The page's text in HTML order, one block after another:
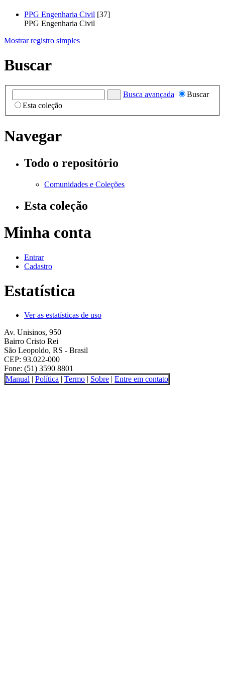
PPG Engenharia Civil [37]
PPG Engenharia Civil
Mostrar registro simples
Buscar
Busca avançada
Buscar
Esta coleção
Navegar
Todo o repositório
Comunidades e Coleções
Esta coleção
Minha conta
Entrar
Cadastro
Estatística
Ver as estatísticas de uso
Av. Unisinos, 950
Bairro Cristo Rei
São Leopoldo, RS - Brasil
CEP: 93.022-000
Fone: (51) 3590 8801
Manual | Política | Termo | Sobre | Entre em contato